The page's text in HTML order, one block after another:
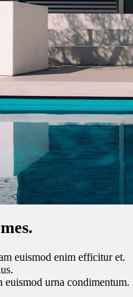
euismod enim efficitur et.
urna condimentum.